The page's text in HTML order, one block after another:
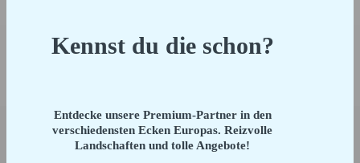
Kennst du die schon?
Entdecke unsere Premium-Partner in den
verschiedensten Ecken Europas. Reizvolle
Landschaften und tolle Angebote!